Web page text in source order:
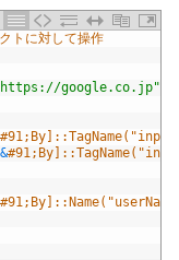
トに対して操作
google.co.jp"
&